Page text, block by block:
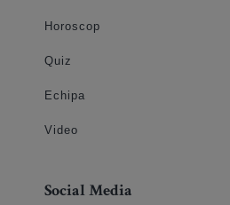
Horoscop
Quiz
Echipa
Video
Social Media